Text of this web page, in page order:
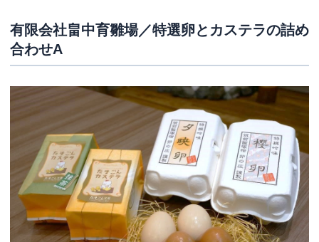
有限会社畠中育雛場／特選卵とカステラの詰め
合わせA